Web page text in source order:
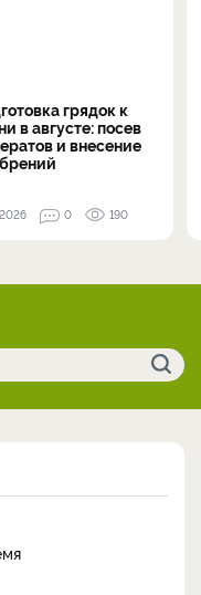
грядок к
в августе: посев
и внесение
0 190